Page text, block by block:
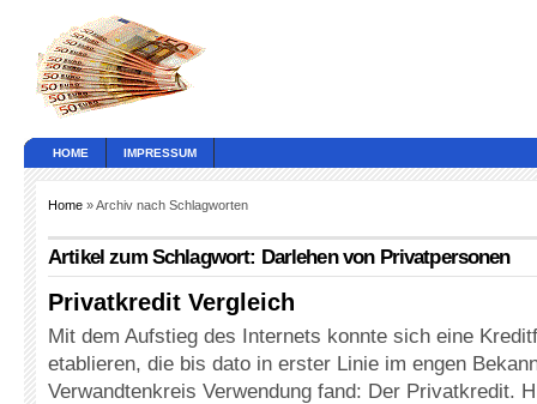
HOME IMPRESSUM
Home » Archiv nach Schlagworten
Artikel zum Schlagwort: Darlehen von Privatpersonen
Privatkredit Vergleich
Mit dem Aufstieg des Internets konnte sich eine
etablieren, die bis dato in erster Linie im engen
Verwandtenkreis Verwendung fand: Der Privatkredit.